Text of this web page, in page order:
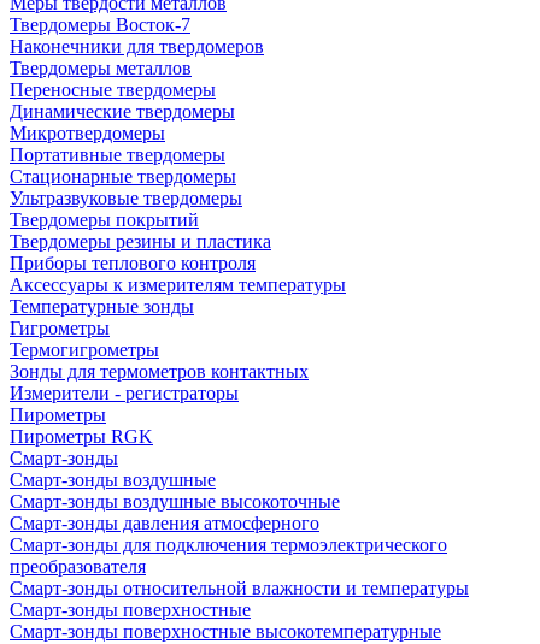
Твердомеры Восток-7
Наконечники для твердомеров
Твердомеры металлов
Переносные твердомеры
Динамические твердомеры
Микротвердомеры
Портативные твердомеры
Стационарные твердомеры
Ультразвуковые твердомеры
Твердомеры покрытий
Твердомеры резины и пластика
Приборы теплового контроля
Аксессуары к измерителям температуры
Температурные зонды
Гигрометры
Термогигрометры
Зонды для термометров контактных
Измерители - регистраторы
Пирометры
Пирометры RGK
Смарт-зонды
Смарт-зонды воздушные
Смарт-зонды воздушные высокоточные
Смарт-зонды давления атмосферного
Смарт-зонды для подключения термоэлектрического
преобразователя
Смарт-зонды относительной влажности и температуры
Смарт-зонды поверхностные
Смарт-зонды поверхностные высокотемпературные